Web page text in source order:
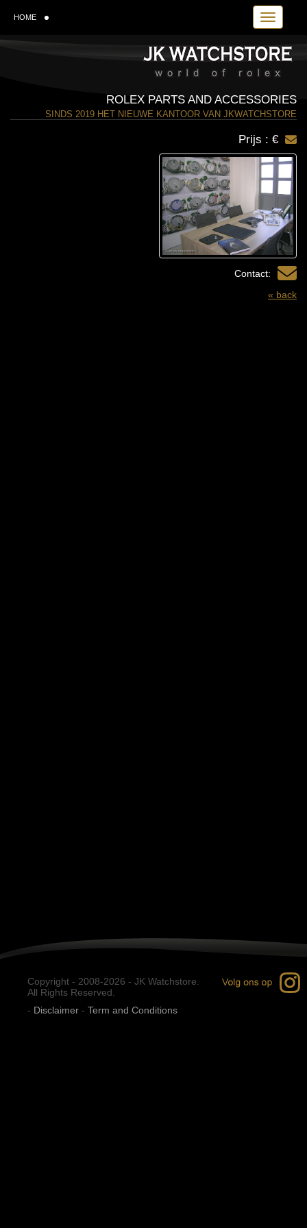
Toggle
HOME
ROLEX PARTS AND ACCESSORIES
SINDS 2019 HET NIEUWE KANTOOR VAN JKWATCHSTORE
Prijs : €
Contact:
« back
Copyright - 2008-2026 - JK Watchstore.
All Rights Reserved.
- Disclaimer - Term and Conditions